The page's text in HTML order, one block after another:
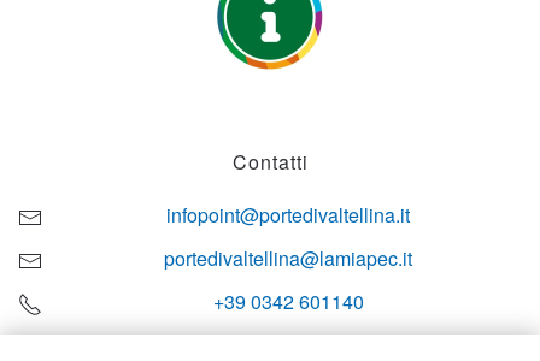
Contatti
infopoint@portedivaltellina.it
portedivaltellina@lamiapec.it
+39 0342 601140